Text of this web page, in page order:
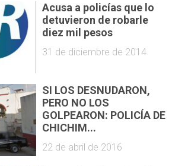
Acusa a policías que lo
detuvieron de robarle
diez mil pesos
31 de diciembre de 2014
SI LOS DESNUDARON,
PERO NO LOS
GOLPEARON: POLICÍA DE
CHICHIM...
22 de abril de 2016